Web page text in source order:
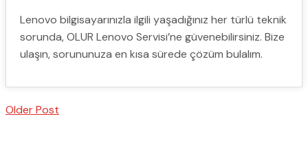
Lenovo bilgisayarınızla ilgili yaşadığınız her türlü teknik
sorunda, OLUR Lenovo Servisi’ne güvenebilirsiniz. Bize
ulaşın, sorununuza en kısa sürede çözüm bulalım.
Older Post